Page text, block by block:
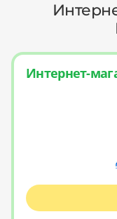
Интернет-